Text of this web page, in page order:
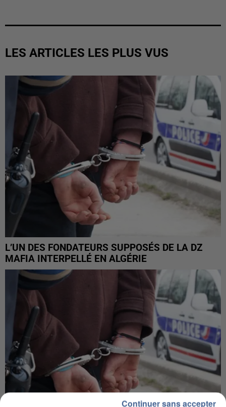
LES ARTICLES LES PLUS VUS
L’UN DES FONDATEURS SUPPOSÉS DE LA DZ
MAFIA INTERPELLÉ EN ALGÉRIE
Continuer sans accepter